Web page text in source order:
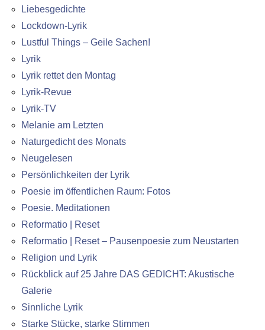
Liebesgedichte
Lockdown-Lyrik
Lustful Things – Geile Sachen!
Lyrik
Lyrik rettet den Montag
Lyrik-Revue
Lyrik-TV
Melanie am Letzten
Naturgedicht des Monats
Neugelesen
Persönlichkeiten der Lyrik
Poesie im öffentlichen Raum: Fotos
Poesie. Meditationen
Reformatio | Reset
Reformatio | Reset – Pausenpoesie zum Neustarten
Religion und Lyrik
Rückblick auf 25 Jahre DAS GEDICHT: Akustische
Galerie
Sinnliche Lyrik
Starke Stücke, starke Stimmen